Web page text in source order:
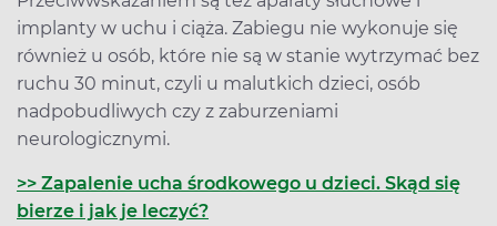
implanty w uchu i ciąża. Zabiegu nie wykonuje się
również u osób, które nie są w stanie wytrzymać bez
ruchu 30 minut, czyli u malutkich dzieci, osób
nadpobudliwych czy z zaburzeniami
neurologicznymi.
>> Zapalenie ucha środkowego u dzieci. Skąd się
bierze i jak je leczyć?